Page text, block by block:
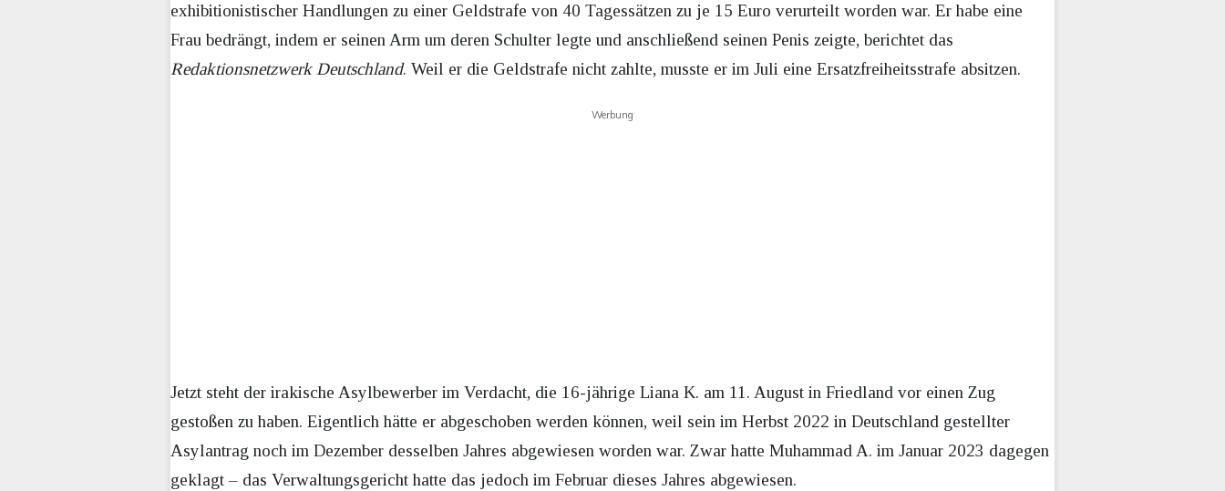
exhibitionistischer Handlungen zu einer Geldstrafe von 40 Tagessätzen zu je 15 Euro verurteilt worden war. Er habe eine
Frau bedrängt, indem er seinen Arm um deren Schulter legte und anschließend seinen Penis zeigte, berichtet das
Redaktionsnetzwerk Deutschland. Weil er die Geldstrafe nicht zahlte, musste er im Juli eine Ersatzfreiheitsstrafe absitzen.
Werbung
Jetzt steht der irakische Asylbewerber im Verdacht, die 16-jährige Liana K. am 11. August in Friedland vor einen Zug
gestoßen zu haben. Eigentlich hätte er abgeschoben werden können, weil sein im Herbst 2022 in Deutschland gestellter
Asylantrag noch im Dezember desselben Jahres abgewiesen worden war. Zwar hatte Muhammad A. im Januar 2023 dagegen
geklagt – das Verwaltungsgericht hatte das jedoch im Februar dieses Jahres abgewiesen.